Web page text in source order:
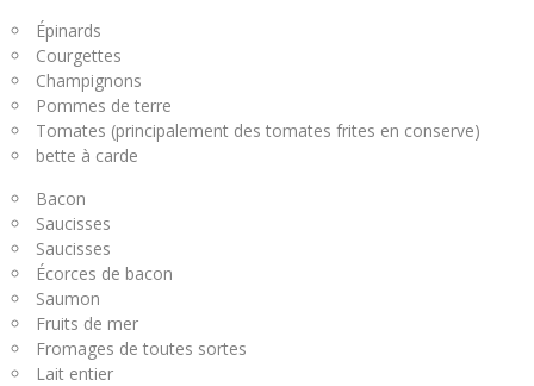
Épinards
Courgettes
Champignons
Pommes de terre
Tomates (principalement des tomates frites en conserve)
bette à carde
Bacon
Saucisses
Saucisses
Écorces de bacon
Saumon
Fruits de mer
Fromages de toutes sortes
Lait entier